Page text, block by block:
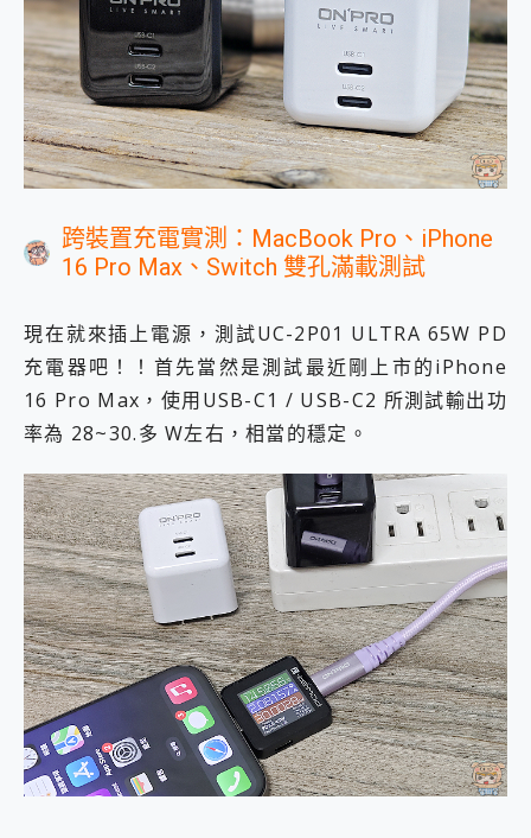
跨裝置充電實測：MacBook Pro、iPhone
16 Pro Max、Switch 雙孔滿載測試
現在就來插上電源，測試UC-2P01 ULTRA 65W PD
充電器吧！！首先當然是測試最近剛上市的iPhone
16 Pro Max，使用USB-C1 / USB-C2 所測試輸出功
率為 28~30.多 W左右，相當的穩定。